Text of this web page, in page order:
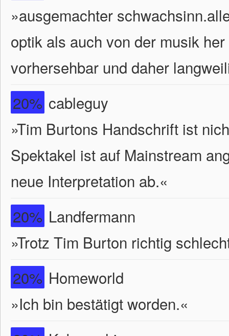
»ausgemachter
optik als auch von der musik
vorhersehbar und daher
20% cableguy
»Tim Burtons Handschrift ist
Spektakel ist auf Mainstream
neue Interpretation ab.«
20% Landfermann
»Trotz Tim Burton richtig
20% Homeworld
»Ich bin bestätigt worden.«